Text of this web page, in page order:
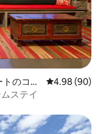
のコテ
レビュー90件
4.98 (90)
ステイ